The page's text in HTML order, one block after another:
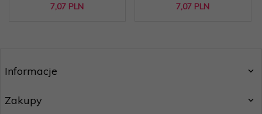
7,07 PLN 7,07 PLN
Informacje
Zakupy